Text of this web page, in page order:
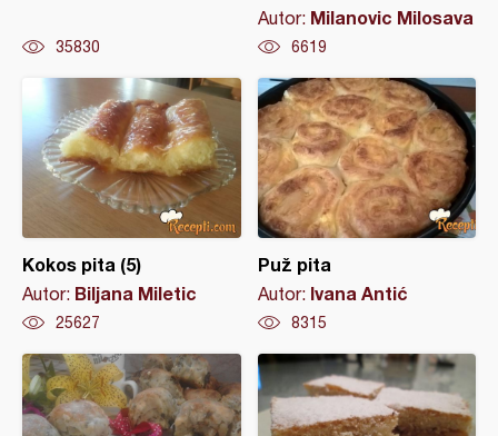
35830
Autor: Milanovic Milosava
6619
Kokos pita (5)
Autor: Biljana Miletic
25627
Puž pita
Autor: Ivana Antić
8315